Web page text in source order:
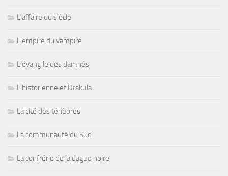
L'affaire du siècle
L'empire du vampire
L'évangile des damnés
L'historienne et Drakula
La cité des ténèbres
La communauté du Sud
La confrérie de la dague noire